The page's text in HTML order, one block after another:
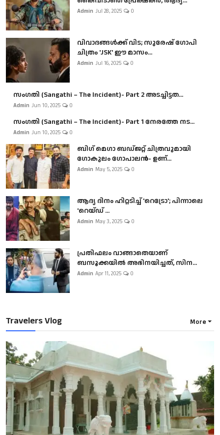
Admin Jul 28, 2025 0
വിവാദങ്ങൾക്ക് വിട; സുരേഷ് ഗോപി
ചിത്രം 'JSK' ഈ മാസം...
Admin Jul 16, 2025 0
സംഗതി (Sangathi – The Incident)- Part 2 അടച്ചിട്ടത...
Admin Jun 10, 2025 0
സംഗതി (Sangathi – The Incident)- Part 1 നേരത്തേ നട...
Admin Jun 10, 2025 0
ബി​ഗ് മെഗാ ബഡ്ജറ്റ് ചിത്രവുമായി
ഗോകുലം ഗോപാലൻ- ഉണ്...
Admin May 5, 2025 0
ആദ്യ ദിനം ഹിറ്റടിച്ച് 'റെട്രോ'; പിന്നാലെ
'റെയ്ഡ് ...
Admin May 3, 2025 0
പ്രതിഫലം വാങ്ങാതെയാണ്
ബസൂക്കയില്‍ അഭിനയിച്ചത്, സിന...
Admin Apr 11, 2025 0
Travelers Vlog More